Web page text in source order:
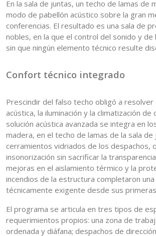
En la sala de juntas, un techo de lamas de
modo de pabellón acústico sobre la gran
conferencias. El resultado es una sala de
nobles, en la que el control del sonido y de
sin que ningún elemento técnico resulte
Confort técnico integrado
Prescindir del falso techo obligó a resolver
acústica, la iluminación y la climatización de
solución acústica avanzada se integra en
madera, en el techo de lamas de la sala de
cerramientos vidriados de los despachos,
insonorización sin sacrificar la
mejoras en el aislamiento térmico y la
incendios de la estructura completaron
técnicamente exigente desde sus
El programa se articula en tres tipos de
requerimientos propios: una zona de
ordenada y diáfana; despachos de